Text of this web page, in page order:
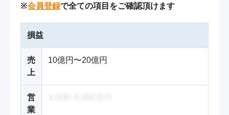
※会員登録で全ての項目をご確認頂けます
損益
売
上
10億円〜20億円
営
業